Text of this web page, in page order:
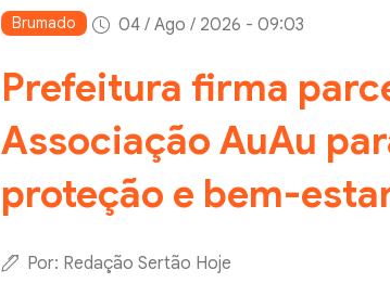
Brumado 04 / Ago / 2026 - 09:03
Prefeitura firma
Associação AuAu
proteção e bem-
Por: Redação Sertão Hoje